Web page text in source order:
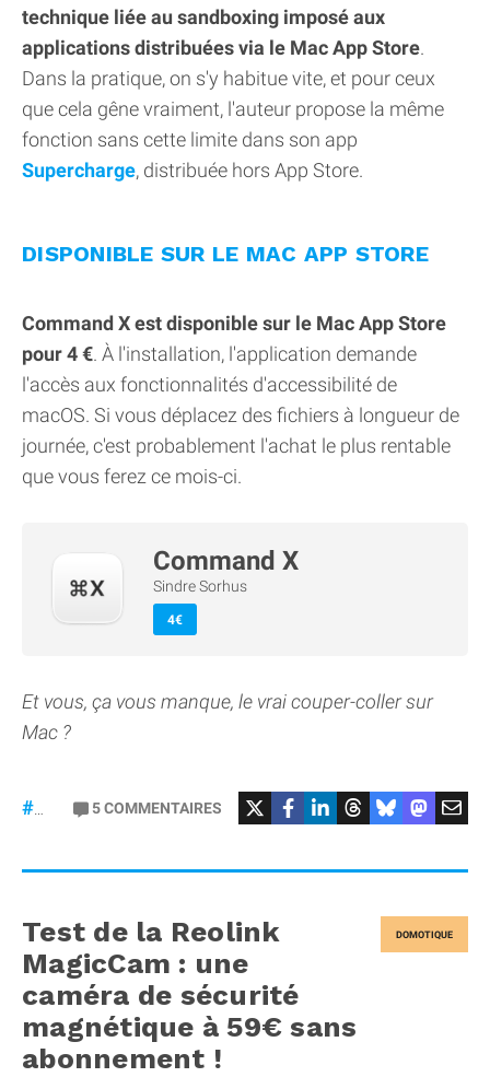
technique liée au sandboxing imposé aux
applications distribuées via le Mac App Store.
Dans la pratique, on s'y habitue vite, et pour ceux
que cela gêne vraiment, l'auteur propose la même
fonction sans cette limite dans son app
Supercharge, distribuée hors App Store.
DISPONIBLE SUR LE MAC APP STORE
Command X est disponible sur le Mac App Store
pour 4 €. À l'installation, l'application demande
l'accès aux fonctionnalités d'accessibilité de
macOS. Si vous déplacez des fichiers à longueur de
journée, c'est probablement l'achat le plus rentable
que vous ferez ce mois-ci.
Command X
Sindre Sorhus
4€
Et vous, ça vous manque, le vrai couper-coller sur
Mac ?
#macOS 5COMMENTAIRES
DOMOTIQUE
Test de la Reolink
MagicCam : une
caméra de sécurité
magnétique à 59€ sans
abonnement !